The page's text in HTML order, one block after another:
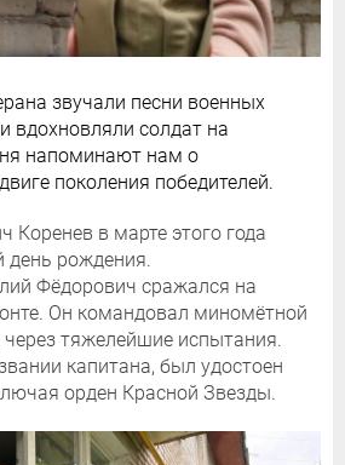
звучали песни военных
вдохновляли солдат на
напоминают нам о
поколения победителей.
Коренев в марте этого года
день рождения.
Фёдорович сражался на
Он командовал миномётной
тяжелейшие испытания.
капитана, был удостоен
орден Красной Звезды.